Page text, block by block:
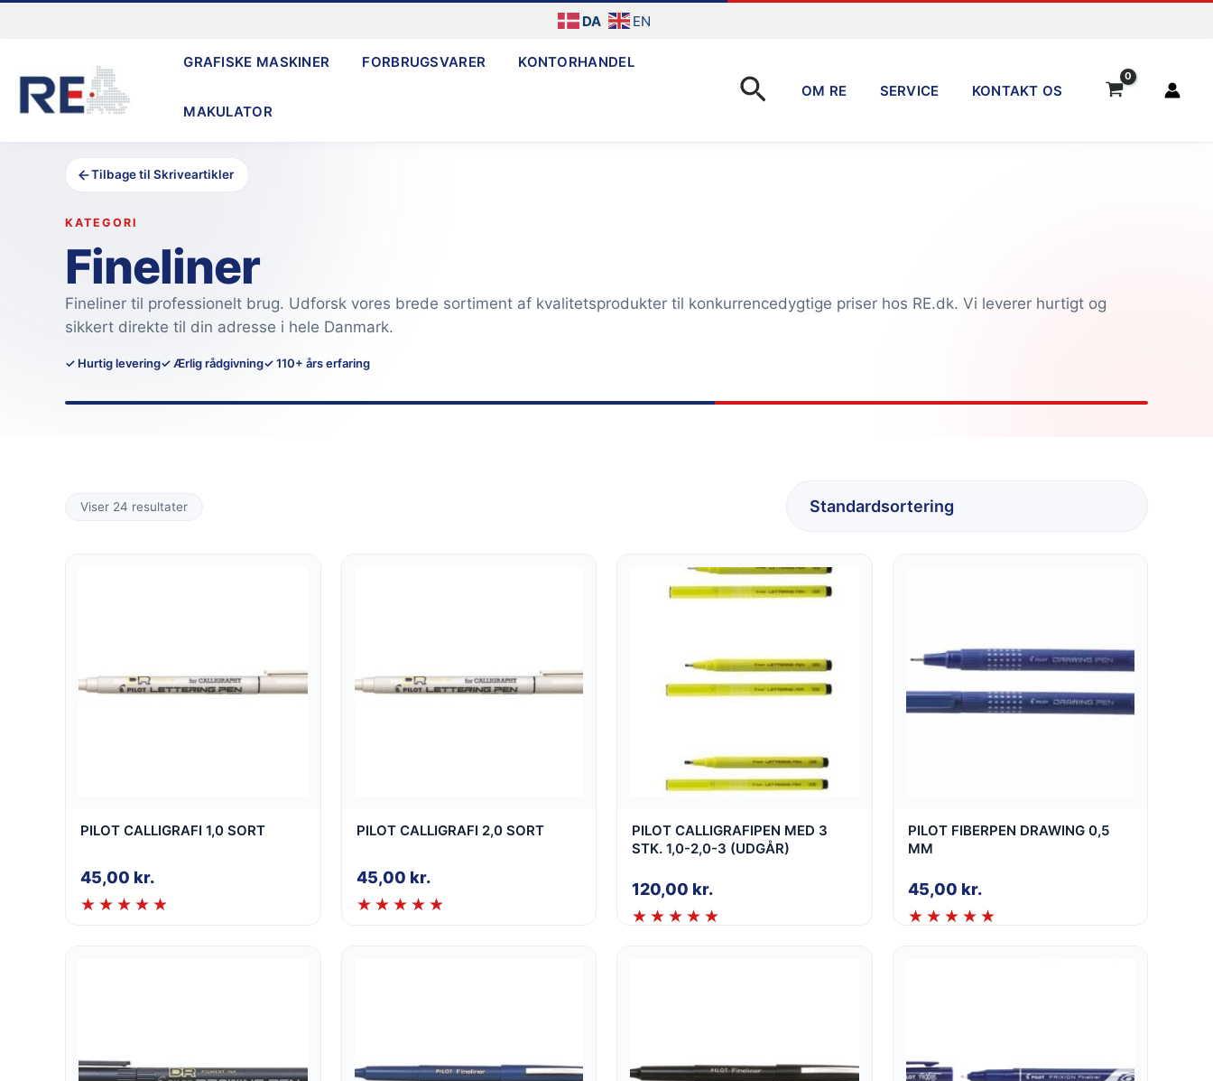
indholdet
DA EN
GRAFISKE MASKINER FORBRUGSVARER KONTORHANDEL
MAKULATOR
Søg OM RE SERVICE KONTAKT OS
Tilbage til Skriveartikler
KATEGORI
Fineliner
Fineliner til professionelt brug. Udforsk vores brede sortiment af kvalitetsprodukter til konkurrencedygtige priser hos RE.dk. Vi leverer hurtigt og
sikkert direkte til din adresse i hele Danmark.
✓ Hurtig levering✓ Ærlig rådgivning✓ 110+ års erfaring
Viser 24 resultater
PILOT CALLIGRAFI 1,0 SORT
45,00 kr.
PILOT CALLIGRAFI 2,0 SORT
45,00 kr.
PILOT CALLIGRAFIPEN MED 3
STK. 1,0-2,0-3 (UDGÅR)
120,00 kr.
PILOT FIBERPEN DRAWING 0,5
MM
45,00 kr.